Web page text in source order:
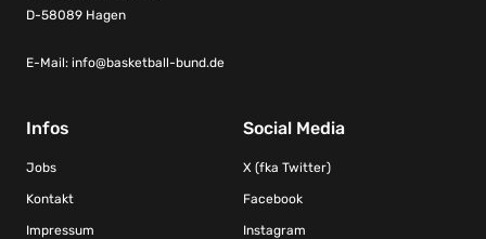
D-58089 Hagen
E-Mail: info@basketball-bund.de
Infos
Jobs
Kontakt
Impressum
Social Media
X (fka Twitter)
Facebook
Instagram